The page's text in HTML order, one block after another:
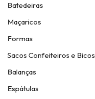
Batedeiras
Maçaricos
Formas
Sacos Confeiteiros e Bicos
Balanças
Espátulas